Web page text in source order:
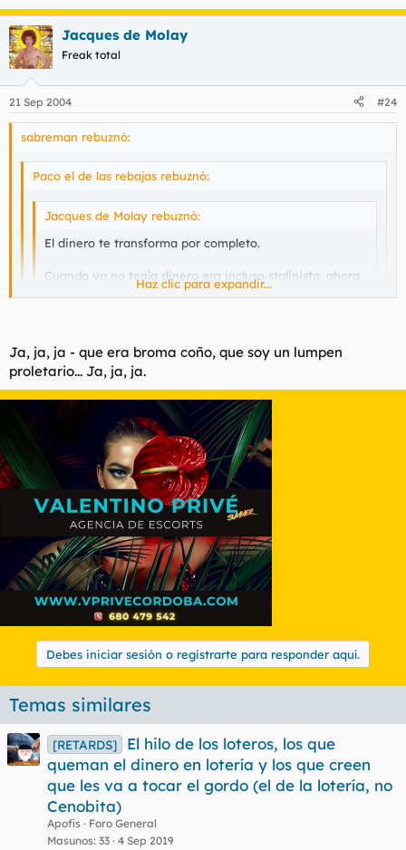
Jacques de Molay
Freak total
21 Sep 2004 #24
sabreman rebuznó:
Paco el de las rebajas rebuznó:
Jacques de Molay rebuznó:
El dinero te transforma por completo.
Cuando yo no tenía dinero era incluso stalinista, ahora
que estoy podrido de pasta soy un burgués
Ja, ja, ja... Haz clic para expandir...
Con eso me quiere decir que usted no es ni stalinista ni
derechista, ni ostias en vinagre, en todo caso un
Es que los ricos no son de ninguna filiación política, su dogma
es $$$$$
Haz clic para expandir...
Ja, ja, ja - que era broma coño, que soy un lumpen
proletario... Ja, ja, ja.
Debes iniciar sesión o registrarte para responder aquí.
Temas similares
[RETARDS]
El hilo de los loteros, los que
queman el dinero en lotería y los que creen
que les va a tocar el gordo (el de la lotería, no
Cenobita)
Apofis
Foro General
Masunos 33 4 Sep 2019